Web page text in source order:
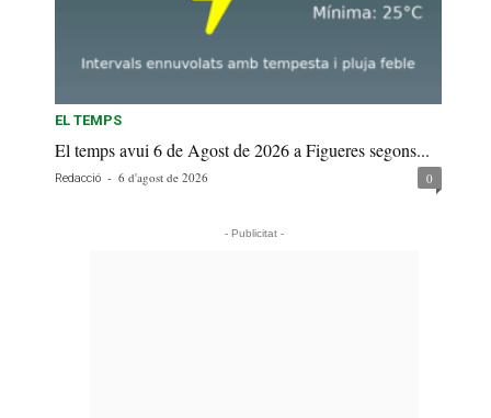
EL TEMPS
El temps avui 6 de Agost de 2026 a Figueres segons...
Redacció - 6 d'agost de 2026 0
- Publicitat -